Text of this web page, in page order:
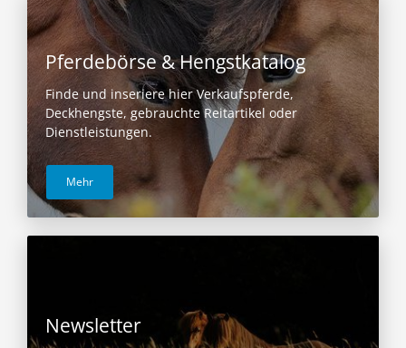
Pferdebörse & Hengstkatalog
Finde und inseriere hier Verkaufspferde,
Deckhengste, gebrauchte Reitartikel oder
Dienstleistungen.
Mehr
Newsletter